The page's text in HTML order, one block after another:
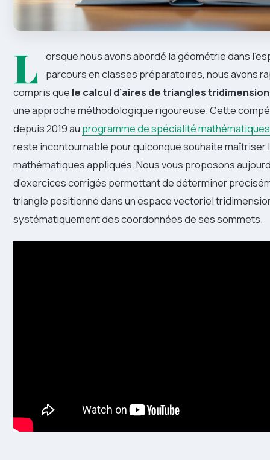
L orsque nous avons abordé la géométrie dans
parcours en classes préparatoires, nous avons
compris que le calcul d’aires de triangles
une approche méthodologique rigoureuse. Cette
depuis 2019 au programme de spécialité
reste incontournable pour quiconque souhaite maîtriser
mathématiques appliqués. Nous vous proposons
d’exercices corrigés permettant de déterminer
triangle positionné dans un espace vectoriel
systématiquement des coordonnées de ses sommets.